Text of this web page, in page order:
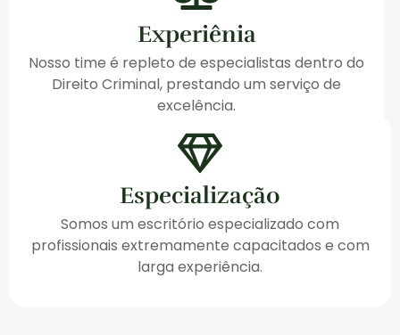
Experiênia
Nosso time é repleto de especialistas dentro do
Direito Criminal, prestando um serviço de
excelência.
Especialização
Somos um escritório especializado com
profissionais extremamente capacitados e com
larga experiência.